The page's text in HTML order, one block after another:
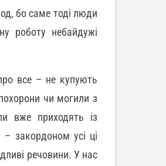
бо саме тоді люди
роботу небайдужі
все – не купують
чи могили з
вже приходять із
закордоном усі ці
речовини. У нас